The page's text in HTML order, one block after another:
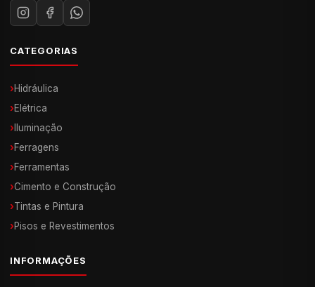
CATEGORIAS
›Hidráulica
›Elétrica
› Iluminação
›Ferragens
›Ferramentas
›Cimento e Construção
›Tintas e Pintura
›Pisos e Revestimentos
INFORMAÇÕES